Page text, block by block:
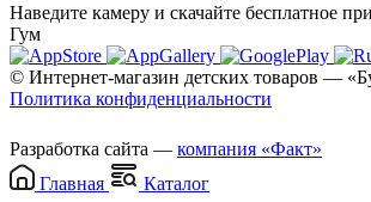
Наведите камеру и скачайте бесплатное
Гум
© Интернет-магазин детских товаров —
Политика конфиденциальности
Разработка сайта — компания «Факт»
Главная
Каталог